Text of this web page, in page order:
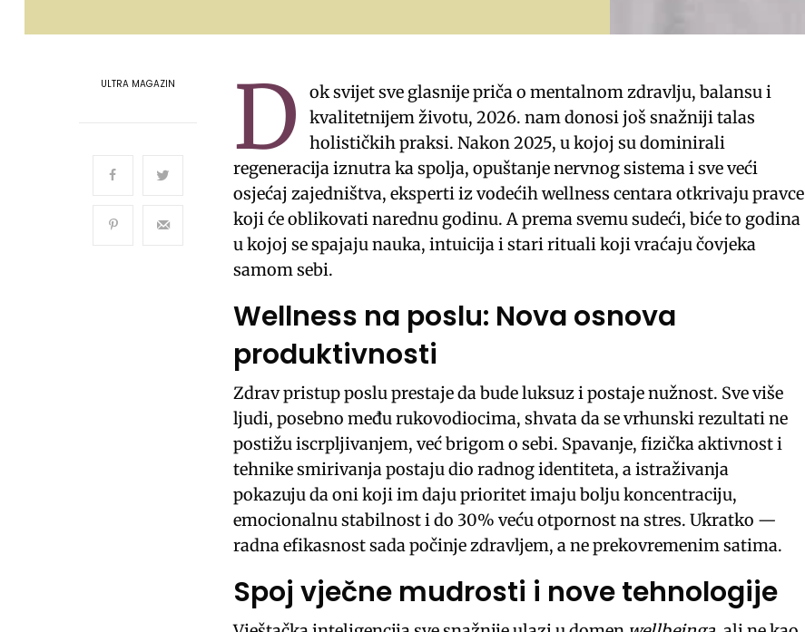
ULTRA MAGAZIN D
ok svijet sve glasnije priča o mentalnom zdravlju, balansu i
kvalitetnijem životu, 2026. nam donosi još snažniji talas
holističkih praksi. Nakon 2025, u kojoj su dominirali
regeneracija iznutra ka spolja, opuštanje nervnog sistema i sve veći
osjećaj zajedništva, eksperti iz vodećih wellness centara otkrivaju pravce
koji će oblikovati narednu godinu. A prema svemu sudeći, biće to godina
u kojoj se spajaju nauka, intuicija i stari rituali koji vraćaju čovjeka
samom sebi.
Wellness na poslu: Nova osnova
produktivnosti
Zdrav pristup poslu prestaje da bude luksuz i postaje nužnost. Sve više
ljudi, posebno među rukovodiocima, shvata da se vrhunski rezultati ne
postižu iscrpljivanjem, već brigom o sebi. Spavanje, fizička aktivnost i
tehnike smirivanja postaju dio radnog identiteta, a istraživanja
pokazuju da oni koji im daju prioritet imaju bolju koncentraciju,
emocionalnu stabilnost i do 30% veću otpornost na stres. Ukratko —
radna efikasnost sada počinje zdravljem, a ne prekovremenim satima.
Spoj vječne mudrosti i nove tehnologije